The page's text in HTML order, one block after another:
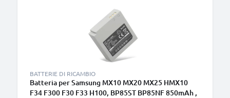
BATTERIE DI RICAMBIO
Batteria per Samsung MX10 MX20 MX25 HMX10
F34 F300 F30 F33 H100, BP85ST BP85NF 850mAh ,